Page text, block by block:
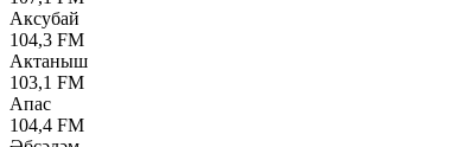
Аксубай
104,3 FM
Актаныш
103,1 FM
Апас
104,4 FM